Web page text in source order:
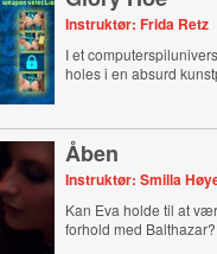
Instruktør: Frida Retz
I et
holes i en absurd
Åben
Instruktør: Smilla
Kan Eva holde til at
forhold med Balthazar?